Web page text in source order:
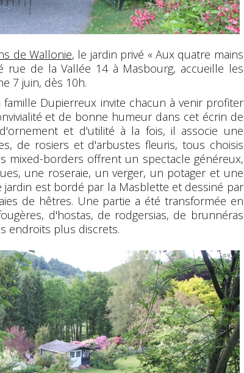
de Wallonie, le jardin privé « Aux quatre mains
rue de la Vallée 14 à Masbourg, accueille les
7 juin, dès 10h.
Dupierreux invite chacun à venir profiter
et de bonne humeur dans cet écrin de
et d'utilité à la fois, il associe une
de rosiers et d'arbustes fleuris, tous choisis
mixed-borders offrent un spectacle généreux,
une roseraie, un verger, un potager et une
est bordé par la Masblette et dessiné par
de hêtres. Une partie a été transformée en
d'hostas, de rodgersias, de brunnéras
endroits plus discrets.